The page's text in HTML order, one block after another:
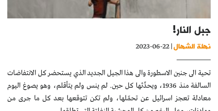
الأرشيف
جبل النار!
نهلة الشهال | 22-06-2023
تحية الى جنين الاسطورة والى هذا الجيل الجديد الذي يستحضر كل الانتفاضات
السالفة منذ 1936، ويحدِّثها كل حين. لم ينس ولم يتأقلم، وهو يصوغ اليوم
معادلة تعجز اسرائيل عن تحمّلها، ولم تكن تتوقعها بعد كل ما جرى من